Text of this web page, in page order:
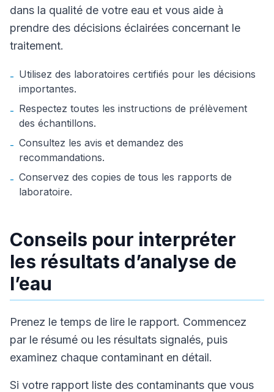
dans la qualité de votre eau et vous aide à
prendre des décisions éclairées concernant le
traitement.
- Utilisez des laboratoires certifiés pour les décisions
importantes.
- Respectez toutes les instructions de prélèvement
des échantillons.
- Consultez les avis et demandez des
recommandations.
- Conservez des copies de tous les rapports de
laboratoire.
Conseils pour interpréter
les résultats d’analyse de
l’eau
Prenez le temps de lire le rapport. Commencez
par le résumé ou les résultats signalés, puis
examinez chaque contaminant en détail.
Si votre rapport liste des contaminants que vous